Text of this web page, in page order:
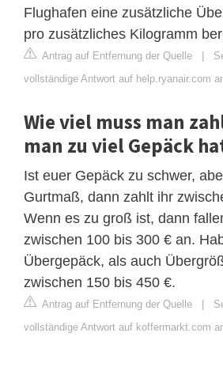
Flughafen eine zusätzliche
pro zusätzliches Kilogramm
Antrag auf Entfernung der Quelle |
vollständige Antwort auf help.ryanair.com
Wie viel muss man
man zu viel Gepäck
Ist euer Gepäck zu schwer,
Gurtmaß, dann zahlt ihr
Wenn es zu groß ist, dann
zwischen 100 bis 300 € an.
Übergepäck, als auch
zwischen 150 bis 450 €.
Antrag auf Entfernung der Quelle |
vollständige Antwort auf koffermarkt.com